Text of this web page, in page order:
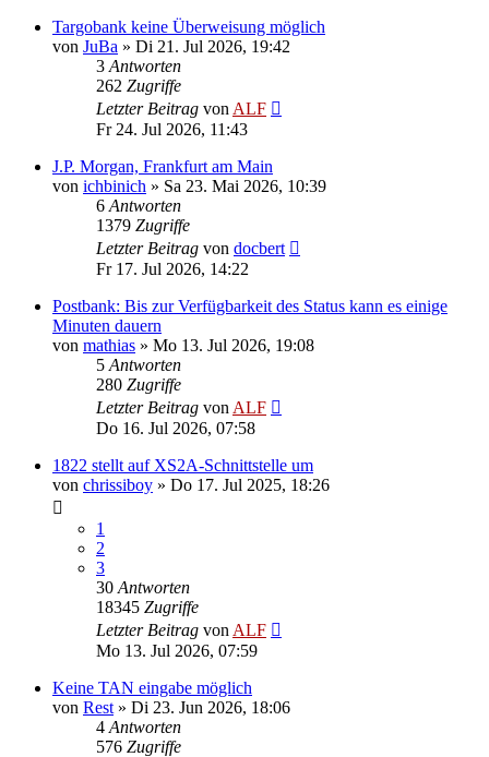
Targobank keine Überweisung möglich
von JuBa » Di 21. Jul 2026, 19:42
3 Antworten
262 Zugriffe
Letzter Beitrag von ALF
Fr 24. Jul 2026, 11:43
J.P. Morgan, Frankfurt am Main
von ichbinich » Sa 23. Mai 2026, 10:39
6 Antworten
1379 Zugriffe
Letzter Beitrag von docbert
Fr 17. Jul 2026, 14:22
Postbank: Bis zur Verfügbarkeit des Status kann es einige
Minuten dauern
von mathias » Mo 13. Jul 2026, 19:08
5 Antworten
280 Zugriffe
Letzter Beitrag von ALF
Do 16. Jul 2026, 07:58
1822 stellt auf XS2A-Schnittstelle um
von chrissiboy » Do 17. Jul 2025, 18:26
1
2
3
30 Antworten
18345 Zugriffe
Letzter Beitrag von ALF
Mo 13. Jul 2026, 07:59
Keine TAN eingabe möglich
von Rest » Di 23. Jun 2026, 18:06
4 Antworten
576 Zugriffe